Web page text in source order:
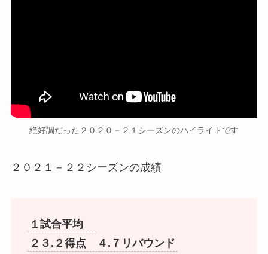
絶好調だった２０２０－２１シーズンのハイライトです
２０２１－２２シーズンの成績
１試合平均
２３.２得点 ４.７リバウンド